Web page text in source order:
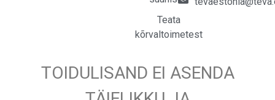
Teata
kõrvaltoimetest
TOIDULISAND EI ASENDA